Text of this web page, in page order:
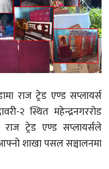
राज ट्रेड एण्ड सप्लायर्स
२ स्थित महेन्द्रनगररोड
राज ट्रेड एण्ड सप्लायर्सले
शाखा पसल सञ्चालनमा